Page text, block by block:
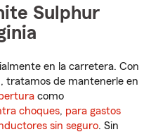
Sulphur
en la carretera. Con
, tratamos de mantenerle en
como
choques, para gastos
sin seguro. Sin